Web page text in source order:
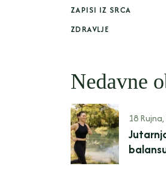
ZAPISI IZ SRCA
ZDRAVLJE
Nedavne
18